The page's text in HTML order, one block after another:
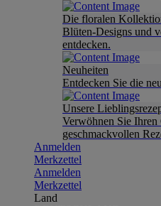
Die floralen
Blüten-Designs und
entdecken.
Neuheiten
Entdecken Sie die
Unsere
Verwöhnen Sie Ihren
geschmackvollen
Anmelden
Merkzettel
Anmelden
Merkzettel
Land